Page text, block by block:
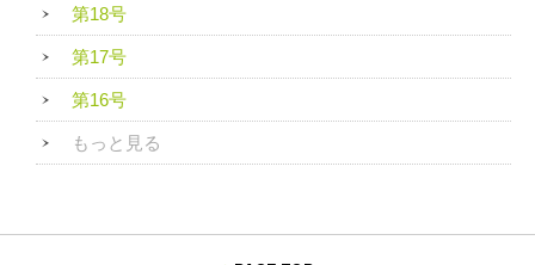
第18号
第17号
第16号
もっと見る